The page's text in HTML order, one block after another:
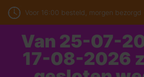
Voor 16:00 besteld, morgen bezorgd
Van 25-07-
17-08-2026